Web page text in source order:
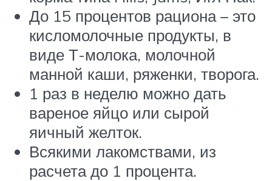
До 15 процентов рациона – это
кисломолочные продукты, в
виде Т-молока, молочной
манной каши, ряженки, творога.
1 раз в неделю можно дать
вареное яйцо или сырой
яичный желток.
Всякими лакомствами, из
расчета до 1 процента.